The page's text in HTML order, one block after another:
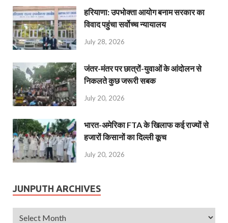
हरियाणा: उपभोक्ता आयोग बनाम सरकार का
विवाद पहुंचा सर्वोच्च न्यायालय
July 28, 2026
जंतर-मंतर पर छात्रों-युवाओं के आंदोलन से
निकलते कुछ जरूरी सबक
July 20, 2026
भारत-अमेरिका FTA के खिलाफ कई राज्यों से
हजारों किसानों का दिल्ली कूच
July 20, 2026
JUNPUTH ARCHIVES